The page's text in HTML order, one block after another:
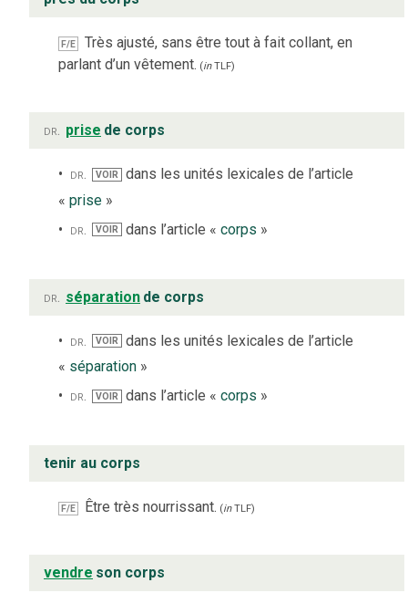
F/E
Très ajusté, sans être tout à fait collant, en
parlant d’un vêtement. (inTLF)
dr. prise de corps
dr. VOIR dans les unités lexicales de l’article
« prise »
dr.
VOIR dans l’article « corps »
dr. séparation de corps
dr. VOIR
dans les unités lexicales de l’article
« séparation »
dr.
VOIR dans l’article « corps »
tenir au corps
F/E Être très nourrissant. (inTLF)
vendre son corps